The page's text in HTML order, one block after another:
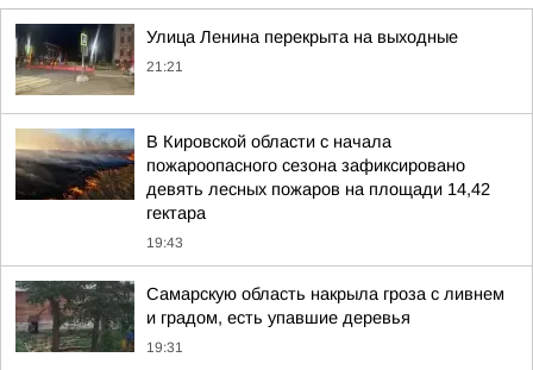
Улица Ленина перекрыта на выходные
21:21
В Кировской области с начала
пожароопасного сезона зафиксировано
девять лесных пожаров на площади 14,42
гектара
19:43
Самарскую область накрыла гроза с ливнем
и градом, есть упавшие деревья
19:31